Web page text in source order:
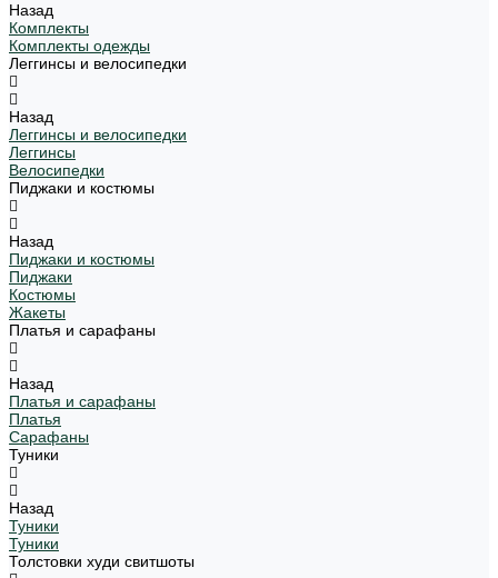
Назад
Комплекты
Комплекты одежды
Леггинсы и велосипедки
Назад
Леггинсы и велосипедки
Леггинсы
Велосипедки
Пиджаки и костюмы
Назад
Пиджаки и костюмы
Пиджаки
Костюмы
Жакеты
Платья и сарафаны
Назад
Платья и сарафаны
Платья
Сарафаны
Туники
Назад
Туники
Туники
Толстовки худи свитшоты